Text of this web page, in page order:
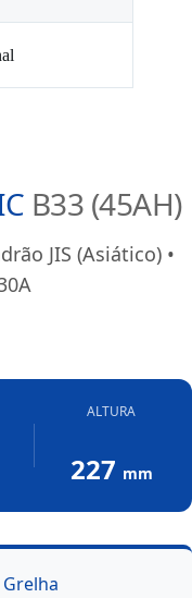
B33 (45AH)
JIS (Asiático) •
ALTURA
227 mm